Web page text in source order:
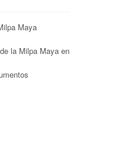
Maya
la Milpa Maya en